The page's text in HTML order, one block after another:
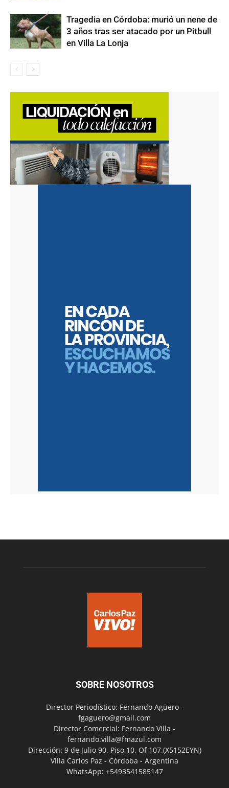
Tragedia en Córdoba: murió un nene de
3 años tras ser atacado por un Pitbull
en Villa La Lonja
SOBRE NOSOTROS
Director Periodístico: Fernando Agüero -
fgaguero@gmail.com
Director Comercial: Fernando Villa -
fernando.villa@fmazul.com
Dirección: 9 de Julio 90. Piso 10. Of 107.(X5152EYN)
Villa Carlos Paz - Córdoba - Argentina
WhatsApp: +5493541585147